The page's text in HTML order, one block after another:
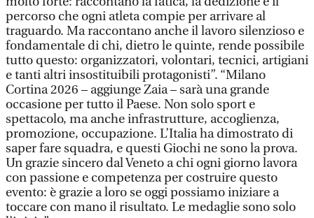
percorso che ogni atleta compie per arrivare al
traguardo. Ma raccontano anche il lavoro silenzioso e
fondamentale di chi, dietro le quinte, rende possibile
tutto questo: organizzatori, volontari, tecnici, artigiani
e tanti altri insostituibili protagonisti”. “Milano
Cortina 2026 – aggiunge Zaia – sarà una grande
occasione per tutto il Paese. Non solo sport e
spettacolo, ma anche infrastrutture, accoglienza,
promozione, occupazione. L’Italia ha dimostrato di
saper fare squadra, e questi Giochi ne sono la prova.
Un grazie sincero dal Veneto a chi ogni giorno lavora
con passione e competenza per costruire questo
evento: è grazie a loro se oggi possiamo iniziare a
toccare con mano il risultato. Le medaglie sono solo